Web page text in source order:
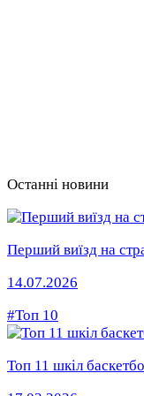
Останні новини
Перший виїзд на
14.07.2026
#Топ 10
Топ 11 шкіл